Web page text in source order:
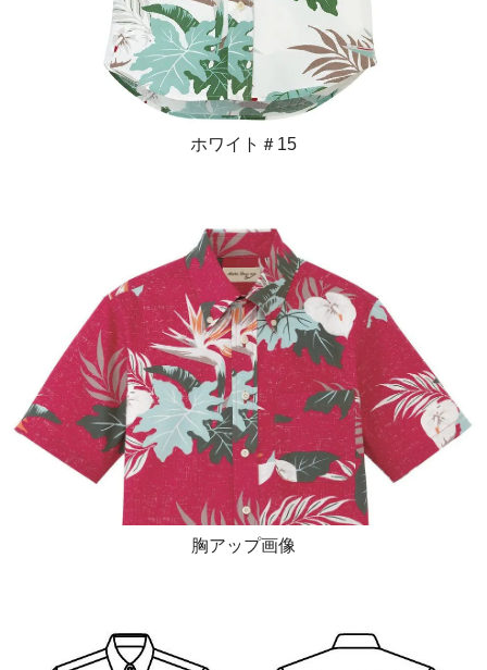
ホワイト＃15
胸アップ画像